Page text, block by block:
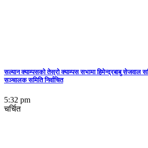
सल्यान क्याम्पसको तेस्रो क्याम्पस सभामा हिमेन्द्रबाबु सेजवाल
सञ्चालक समिति निर्वाचित
5:32 pm
चर्चित